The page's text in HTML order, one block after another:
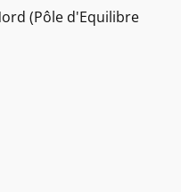
(Pôle d'Equilibre